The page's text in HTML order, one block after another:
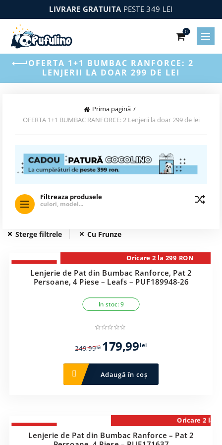
LIVRARE GRATUITAPESTE 349 LEI
0
OFERTA 1+1 BUMBAC RANFORCE: 2
LENJERII LA DOAR 299 DE LEI
Prima pagină
OFERTA 1+1 BUMBAC RANFORCE: 2 Lenjerii la doar 299 de lei
Filtreaza produsele
Sterge filtrele Cu Frunze
-28%
Lenjerie de Pat din Bumbac Ranforce, Pat 2
Persoane, 4 Piese – Leafs – PUF189948-26
In stoc: 9
249,99lei
Prețul
inițial
a
fost:
179,99leiPrețul
este:
179,99 lei.
Adaugă în coș
-28%
Lenjerie de Pat din Bumbac Ranforce – Pat 2